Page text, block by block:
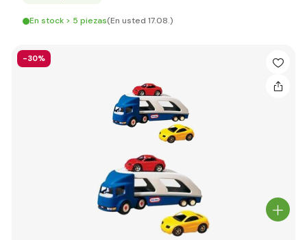
En stock > 5 piezas(En usted 17.08.)
-30%